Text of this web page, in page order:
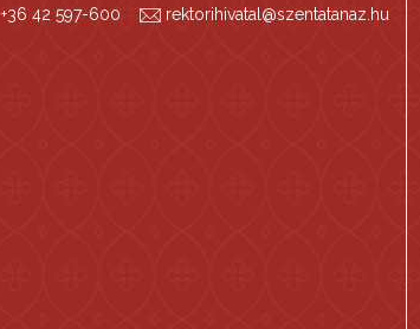
+36 42 597-600 rektorihivatal@szentatanaz.hu